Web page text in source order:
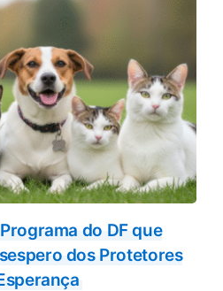
do DF que
dos Protetores